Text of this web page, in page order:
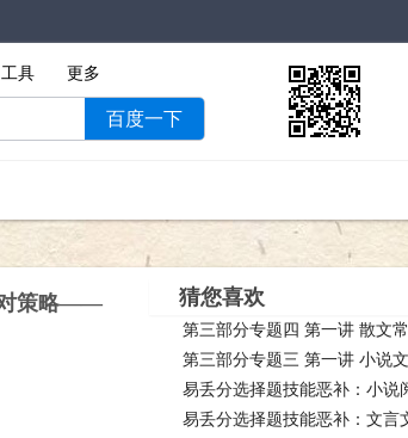
工具 更多
百度一下
对策略——
猜您喜欢
第三部分专题四 第一讲 散文
——2021课件，第三部分专题四 第
第三部分专题三 第一讲 小说
届-语课件，第三部分专题三 第一
易丢分选择题技能恶补：小说
一中学高三语课件，易丢分选择题
易丢分选择题技能恶补：文言